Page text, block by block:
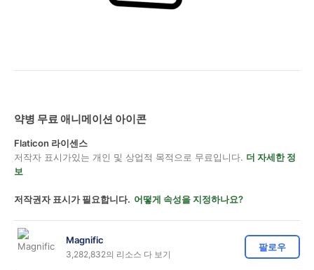
약병 무료 애니메이션 아이콘
Flaticon 라이센스
저작자 표시가있는 개인 및 상업적 목적으로 무료입니다. 더 자세한 정
보
저작권자 표시가 필요합니다. 어떻게 속성을 지정하나요?
Magnific
3,282,832의 리소스 다 보기
팔로우